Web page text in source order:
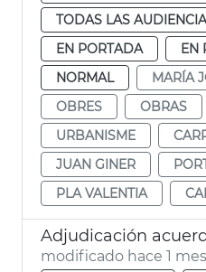
TODAS LAS
EN PORTADA
EN
NORMAL
MARÍA
OBRES
OBRAS
URBANISME
JUAN GINER
PLA VALENTIA
modificado hace 1 mes